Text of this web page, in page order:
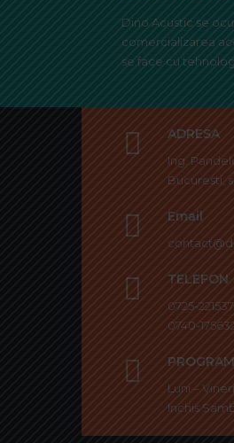
Dino Acustic se
comercializarea
se face cu
ADRESA
Ing.
Bucuresti,
Email
TELEFON
0725-221537
0740-
Luni –
Inchis